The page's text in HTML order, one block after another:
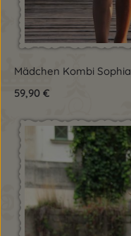
Mädchen Kombi Sophia
59,90 €